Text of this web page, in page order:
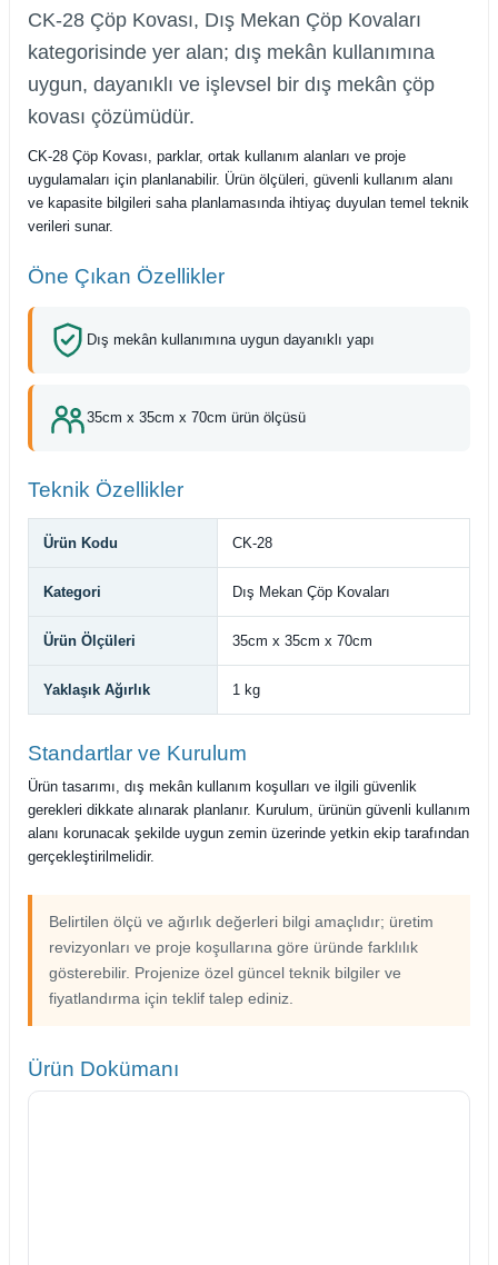
CK-28 Çöp Kovası, Dış Mekan Çöp Kovaları
kategorisinde yer alan; dış mekân kullanımına
uygun, dayanıklı ve işlevsel bir dış mekân çöp
kovası çözümüdür.
CK-28 Çöp Kovası, parklar, ortak kullanım alanları ve proje
uygulamaları için planlanabilir. Ürün ölçüleri, güvenli kullanım alanı
ve kapasite bilgileri saha planlamasında ihtiyaç duyulan temel teknik
verileri sunar.
Öne Çıkan Özellikler
Dış mekân kullanımına uygun dayanıklı yapı
35cm x 35cm x 70cm ürün ölçüsü
Teknik Özellikler
Ürün Kodu CK-28
Kategori Dış Mekan Çöp Kovaları
Ürün Ölçüleri 35cm x 35cm x 70cm
Yaklaşık Ağırlık 1 kg
Standartlar ve Kurulum
Ürün tasarımı, dış mekân kullanım koşulları ve ilgili güvenlik
gerekleri dikkate alınarak planlanır. Kurulum, ürünün güvenli kullanım
alanı korunacak şekilde uygun zemin üzerinde yetkin ekip tarafından
gerçekleştirilmelidir.
Belirtilen ölçü ve ağırlık değerleri bilgi amaçlıdır; üretim
revizyonları ve proje koşullarına göre üründe farklılık
gösterebilir. Projenize özel güncel teknik bilgiler ve
fiyatlandırma için teklif talep ediniz.
Ürün Dokümanı